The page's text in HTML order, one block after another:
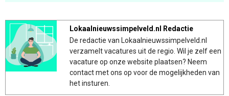
Lokaalnieuwssimpelveld.nl Redactie
De redactie van Lokaalnieuwssimpelveld.nl
verzamelt vacatures uit de regio. Wil je zelf een
vacature op onze website plaatsen? Neem
contact met ons op voor de mogelijkheden van
het insturen.